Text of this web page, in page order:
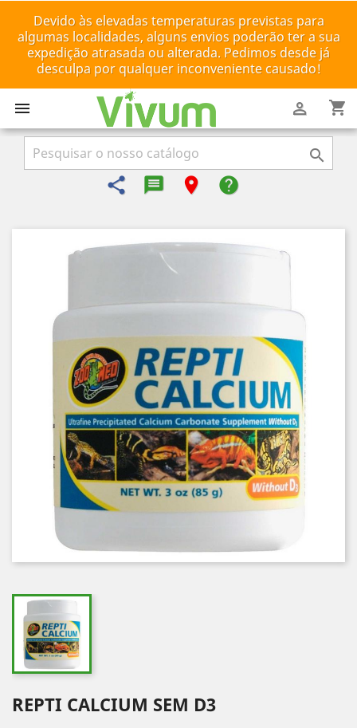
Devido às elevadas temperaturas previstas para
algumas localidades, alguns envios poderão ter a sua
expedição atrasada ou alterada. Pedimos desde já
desculpa por qualquer inconveniente causado!
 shopping_cart


share message-reply-text
room help
REPTI CALCIUM SEM D3